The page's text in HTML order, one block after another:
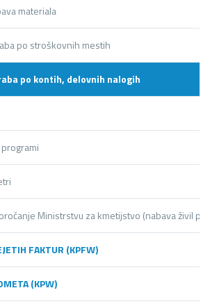
materiala
po stroškovnih mestih
po kontih, delovnih nalogih
Ministrstvu za kmetijstvo (nabava živil
FAKTUR (KPFW)
(KPW)